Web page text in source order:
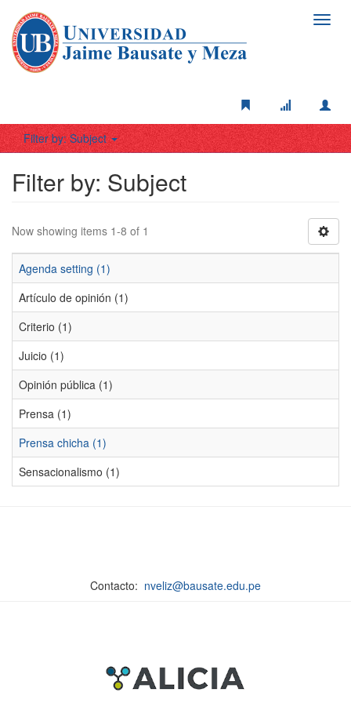
Filter by: Subject
Filter by: Subject
Now showing items 1-8 of 1
Agenda setting (1)
Artículo de opinión (1)
Criterio (1)
Juicio (1)
Opinión pública (1)
Prensa (1)
Prensa chicha (1)
Sensacionalismo (1)
Contacto: nveliz@bausate.edu.pe